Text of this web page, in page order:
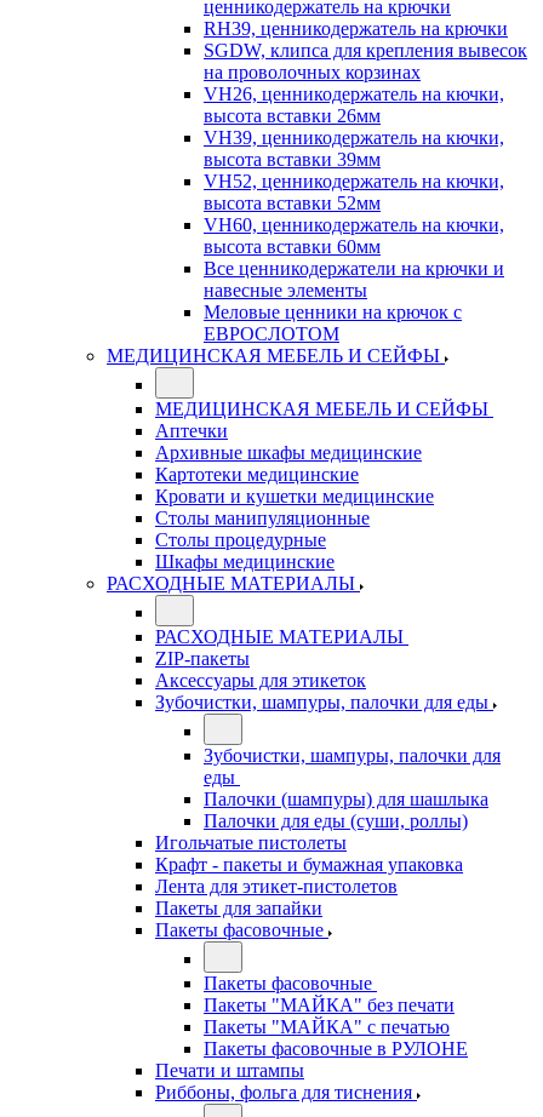
ценникодержатель на крючки
RH39, ценникодержатель на крючки
SGDW, клипса для крепления вывесок
на проволочных корзинах
VH26, ценникодержатель на кючки,
высота вставки 26мм
VH39, ценникодержатель на кючки,
высота вставки 39мм
VH52, ценникодержатель на кючки,
высота вставки 52мм
VH60, ценникодержатель на кючки,
высота вставки 60мм
Все ценникодержатели на крючки и
навесные элементы
Меловые ценники на крючок с
ЕВРОСЛОТОМ
МЕДИЦИНСКАЯ МЕБЕЛЬ И СЕЙФЫ
МЕДИЦИНСКАЯ МЕБЕЛЬ И СЕЙФЫ
Аптечки
Архивные шкафы медицинские
Картотеки медицинские
Кровати и кушетки медицинские
Столы манипуляционные
Столы процедурные
Шкафы медицинские
РАСХОДНЫЕ МАТЕРИАЛЫ
РАСХОДНЫЕ МАТЕРИАЛЫ
ZIP-пакеты
Аксессуары для этикеток
Зубочистки, шампуры, палочки для еды
Зубочистки, шампуры, палочки для
еды
Палочки (шампуры) для шашлыка
Палочки для еды (суши, роллы)
Игольчатые пистолеты
Крафт - пакеты и бумажная упаковка
Лента для этикет-пистолетов
Пакеты для запайки
Пакеты фасовочные
Пакеты фасовочные
Пакеты "МАЙКА" без печати
Пакеты "МАЙКА" с печатью
Пакеты фасовочные в РУЛОНЕ
Печати и штампы
Риббоны, фольга для тиснения